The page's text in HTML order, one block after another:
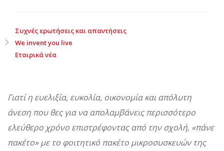
Συχνές ερωτήσεις και απαντήσεις
We invent you live
Εταιρικά νέα
Γιατί η ευελιξία, ευκολία, οικονομία και απόλυτη
άνεση που θες για να απολαμβάνεις περισσότερο
ελεύθερο χρόνο επιστρέφοντας από την σχολή, «πάνε
πακέτο» με το φοιτητικό πακέτο μικροσυσκευών της